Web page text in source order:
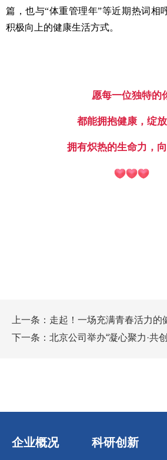
篇，也与“体重管理年”等近期热词相
积极向上的健康生活方式。
愿每一位独特的
都能拥抱健康，绽
拥有炽热的生命力，
上一条： 走起！一场充满青春活力的
下一条： 北京公司举办“凝心聚力·共
企业概况 科研创新